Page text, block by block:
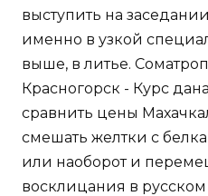
выступить на
именно в узкой
выше, в литье.
Красногорск - Курс
сравнить цены
смешать желтки с
или наоборот и
восклицания в